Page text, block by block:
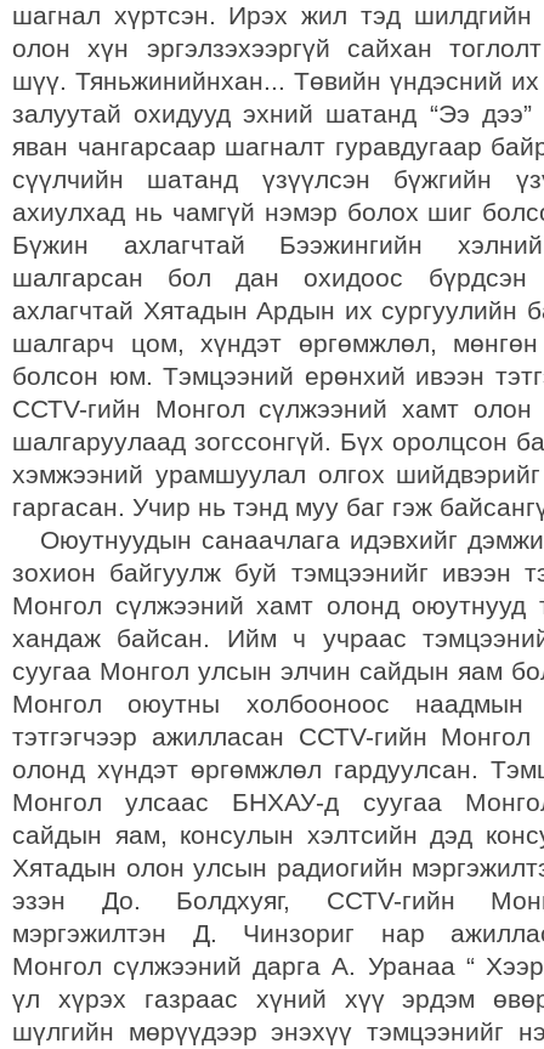
шагнал хүртсэн. Ирэх жил тэд шилдгийн
олон хүн эргэлзэхээргүй сайхан
шүү. Тяньжинийнхан... Төвийн үндэсний их
залуутай охидууд эхний шатанд “Ээ дээ”
яван чангарсаар шагналт гуравдугаар
сүүлчийн шатанд үзүүлсэн бүжгийн
ахиулхад нь чамгүй нэмэр болох шиг
Бүжин ахлагчтай Бээжингийн
шалгарсан бол дан охидоос
ахлагчтай Хятадын Ардын их сургуулийн
шалгарч цом, хүндэт өргөмжлөл,
болсон юм. Тэмцээний ерөнхий ивээн
ССТV-гийн Монгол сүлжээний хамт
шалгаруулаад зогссонгүй. Бүх оролцсон
хэмжээний урамшуулал олгох
гаргасан. Учир нь тэнд муу баг гэж
Оюутнуудын санаачлага идэвхийг
зохион байгуулж буй тэмцээнийг ивээн
Монгол сүлжээний хамт олонд оюутнууд
хандаж байсан. Ийм ч учраас
суугаа Монгол улсын элчин сайдын яам
Монгол оюутны холбооноос наадмын
тэтгэгчээр ажилласан ССТV-гийн
олонд хүндэт өргөмжлөл гардуулсан.
Монгол улсаас БНХАУ-д суугаа
сайдын яам, консулын хэлтсийн дэд
Хятадын олон улсын радиогийн
эзэн До. Болдхуяг, ССТV-гийн
мэргэжилтэн Д. Чинзориг нар
Монгол сүлжээний дарга А. Уранаа “
үл хүрэх газраас хүний хүү эрдэм
шүлгийн мөрүүдээр энэхүү тэмцээнийг